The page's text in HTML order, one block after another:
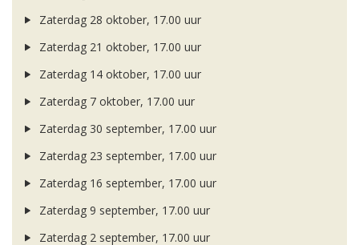
Zaterdag 28 oktober, 17.00 uur
Zaterdag 21 oktober, 17.00 uur
Zaterdag 14 oktober, 17.00 uur
Zaterdag 7 oktober, 17.00 uur
Zaterdag 30 september, 17.00 uur
Zaterdag 23 september, 17.00 uur
Zaterdag 16 september, 17.00 uur
Zaterdag 9 september, 17.00 uur
Zaterdag 2 september, 17.00 uur